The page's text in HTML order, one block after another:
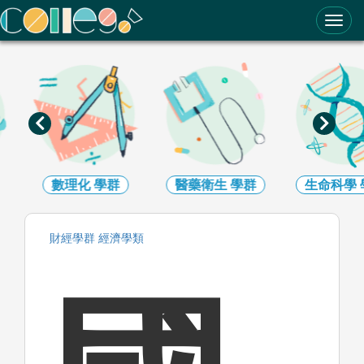
ColleGo! 大學選才與高中育才輔助系統
數理化學群 醫藥衛生 學群 生命科學
財經學群 經濟學類